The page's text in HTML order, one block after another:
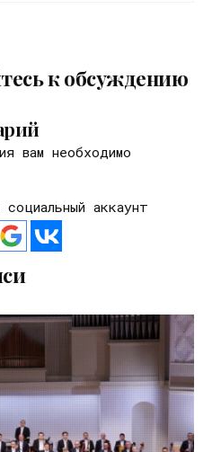
к обсуждению
вам необходимо
аккаунт